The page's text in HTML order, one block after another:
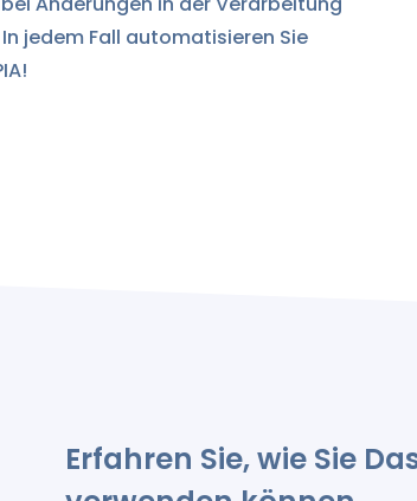
jedem Fall automatisieren Sie
Erfahren Sie, wie Sie